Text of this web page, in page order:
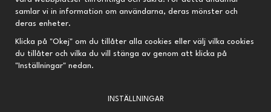
Om oss
Nyheter
Nyhetsbrev
Om cookies
Prenumeration
Fri frakt vid köp över 695 kr
Kvalitetsprodukter till kanonpris
samlar vi in information om användarna, deras mönster och
deras enheter.
Klicka på "Okej" om du tillåter alla cookies eller välj vilka cookies
du tillåter och vilka du vill stänga av genom att klicka på
"Inställningar" nedan.
INSTÄLLNINGAR